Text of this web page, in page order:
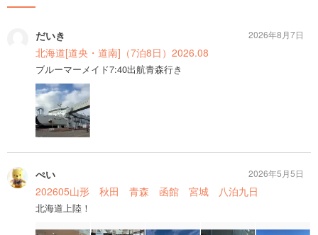
だいき
北海道[道央・道南]（7泊8日）2026.08
ブルーマーメイド7:40出航青森行き
2026年8月7日
ぺい
202605山形 秋田 青森 函館 宮城 八泊九日
北海道上陸！
2026年5月5日